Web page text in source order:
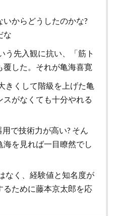
からどうしたのかな?
な
う先入観に抗い、「筋ト
覆した。それが亀海喜寛
きくして階級を上げた亀
がなくても十分やれる
で技術力が高い? そん
を見れば一目瞭然でし
なく、経験値と知名度が
るために藤本京太郎を応